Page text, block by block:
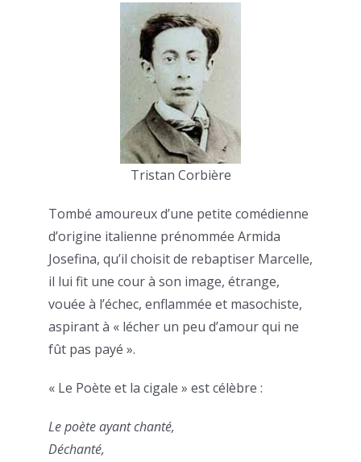
Tristan Corbière
Tombé amoureux d’une petite comédienne
d’origine italienne prénommée Armida
Josefina, qu’il choisit de rebaptiser Marcelle,
il lui fit une cour à son image, étrange,
vouée à l’échec, enflammée et masochiste,
aspirant à « lécher un peu d’amour qui ne
fût pas payé ».
« Le Poète et la cigale » est célèbre :
Le poète ayant chanté,
Déchanté,